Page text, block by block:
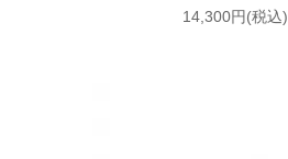
14,300円(税込)